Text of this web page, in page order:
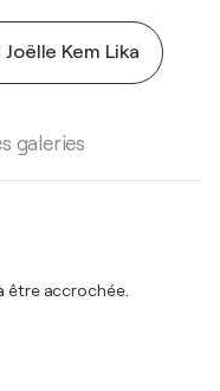
Kem Lika
galeries
être accrochée.